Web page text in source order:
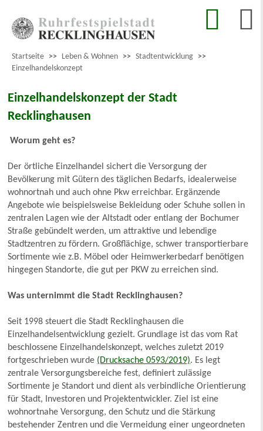
Startseite >> Leben & Wohnen >> Stadtentwicklung >>
Einzelhandelskonzept
Einzelhandelskonzept der Stadt
Recklinghausen
Worum geht es?
Der örtliche Einzelhandel sichert die Versorgung der
Bevölkerung mit Gütern des täglichen Bedarfs, idealerweise
wohnortnah und auch ohne Pkw erreichbar. Ergänzende
Angebote wie beispielsweise Bekleidung oder Schuhe sollen in
zentralen Lagen wie der Altstadt oder entlang der Bochumer
Straße gebündelt werden, um attraktive und lebendige
Stadtzentren zu fördern. Großflächige, schwer transportierbare
Sortimente wie z.B. Möbel oder Heimwerkerbedarf benötigen
hingegen Standorte, die gut per PKW zu erreichen sind.
Was unternimmt die Stadt Recklinghausen?
Seit 1998 steuert die Stadt Recklinghausen die
Einzelhandelsentwicklung gezielt. Grundlage ist das vom Rat
beschlossene Einzelhandelskonzept, welches zuletzt 2019
fortgeschrieben wurde (Drucksache 0593/2019). Es legt
zentrale Versorgungsbereiche fest, definiert zulässige
Sortimente je Standort und dient als verbindliche Orientierung
für Stadt, Investoren und Projektentwickler. Ziel ist eine
wohnortnahe Versorgung, den Schutz und die Stärkung
bestehender Zentren und die Vermeidung einer ungeordneten